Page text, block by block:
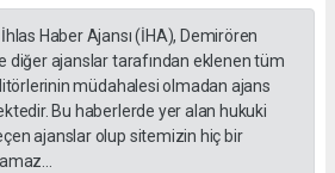
Haber Ajansı (İHA), Demirören
diğer ajanslar tarafından eklenen tüm
müdahalesi olmadan ajans
Bu haberlerde yer alan hukuki
ajanslar olup sitemizin hiç bir